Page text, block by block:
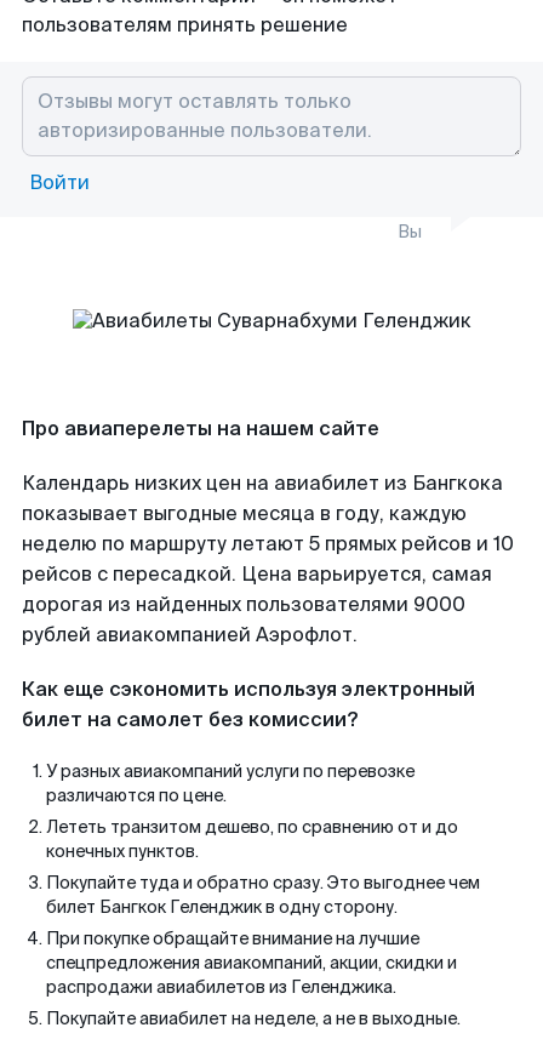
пользователям принять решение
Войти
Вы
Про авиаперелеты на нашем сайте
Календарь низких цен на авиабилет из Бангкока
показывает выгодные месяца в году, каждую
неделю по маршруту летают 5 прямых рейсов и 10
рейсов с пересадкой. Цена варьируется, самая
дорогая из найденных пользователями 9000
рублей авиакомпанией Аэрофлот.
Как еще сэкономить используя электронный
билет на самолет без комиссии?
У разных авиакомпаний услуги по перевозке
различаются по цене.
Лететь транзитом дешево, по сравнению от и до
конечных пунктов.
Покупайте туда и обратно сразу. Это выгоднее чем
билет Бангкок Геленджик в одну сторону.
При покупке обращайте внимание на лучшие
спецпредложения авиакомпаний, акции, скидки и
распродажи авиабилетов из Геленджика.
Покупайте авиабилет на неделе, а не в выходные.